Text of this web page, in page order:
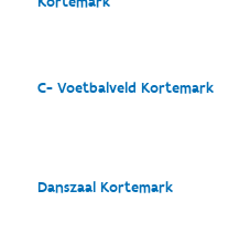
C- Voetbalveld Kortemark
Danszaal Kortemark